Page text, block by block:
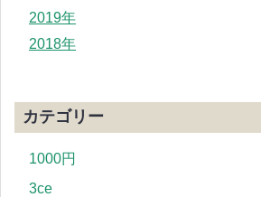
2019年
2018年
カテゴリー
1000円
3ce